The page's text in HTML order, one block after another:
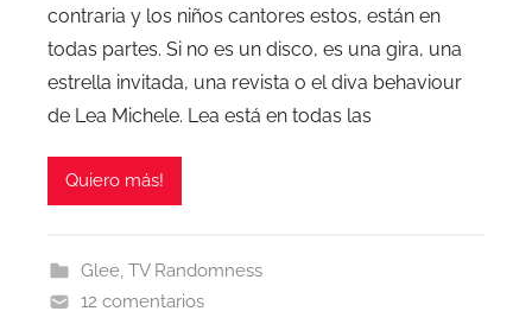
contraria y los niños cantores estos, están en
todas partes. Si no es un disco, es una gira, una
estrella invitada, una revista o el diva behaviour
de Lea Michele. Lea está en todas las
Quiero más!
Glee, TV Randomness
12 comentarios